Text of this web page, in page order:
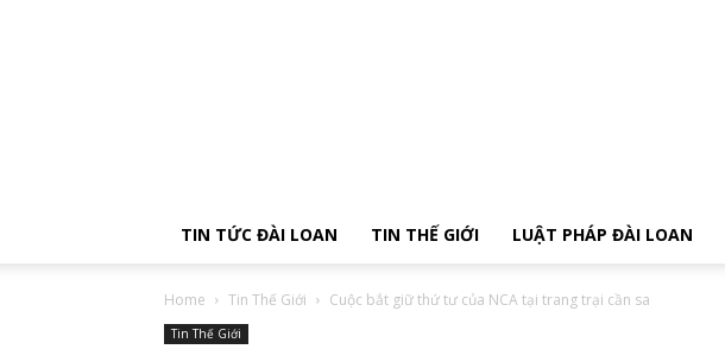
TIN TỨC ĐÀI LOAN TIN THẾ GIỚI LUẬT PHÁP ĐÀI LOAN
Home Tin Thế Giới Cuộc bắt giữ thứ tư của NCA tại trang trại cần sa
Tin Thế Giới